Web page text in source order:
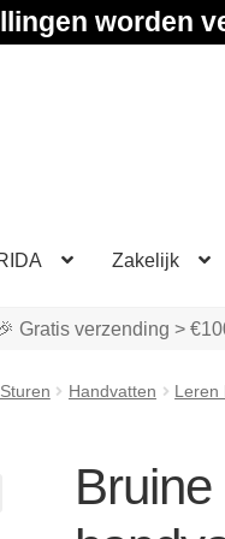
worden
Zakelijk
Gratis verzending >
Handvatten Leren